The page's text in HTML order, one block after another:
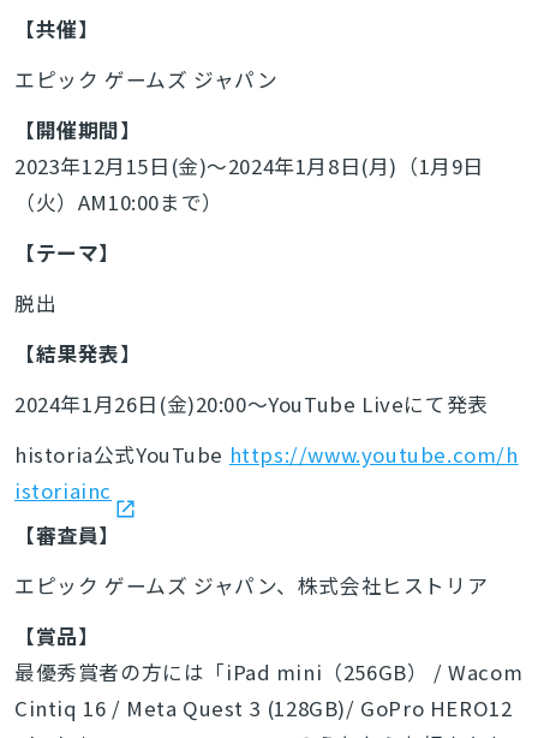
【共催】
エピック ゲームズ ジャパン
【開催期間】
2023年12月15日(金)～2024年1月8日(月)（1月9日
（火）AM10:00まで）
【テーマ】
脱出
【結果発表】
2024年1月26日(金)20:00～YouTube Liveにて発表
historia公式YouTube https://www.youtube.com/h
istoriainc
【審査員】
エピック ゲームズ ジャパン、株式会社ヒストリア
【賞品】
最優秀賞者の方には「iPad mini（256GB） / Wacom
Cintiq 16 / Meta Quest 3 (128GB)/ GoPro HERO12